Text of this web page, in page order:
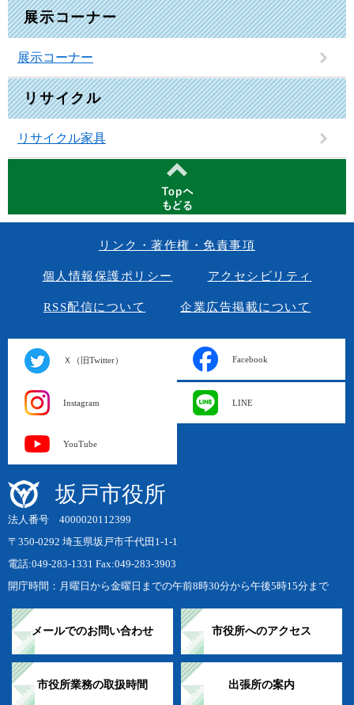
展示コーナー
展示コーナー
リサイクル
リサイクル家具
リンク・著作権・免責事項
個人情報保護ポリシー アクセシビリティ
RSS配信について 企業広告掲載について
Ｘ（旧Twitter） Facebook
Instagram LINE
YouTube
坂戸市役所
法人番号 4000020112399
〒350-0292 埼玉県坂戸市千代田1-1-1
電話:049-283-1331 Fax:049-283-3903
開庁時間：月曜日から金曜日までの午前8時30分から午後5時15分まで
メールでのお問い合わせ 市役所へのアクセス
市役所業務の取扱時間 出張所の案内